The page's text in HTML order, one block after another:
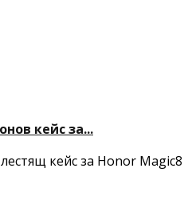
кейс за...
кейс за Honor Magic8